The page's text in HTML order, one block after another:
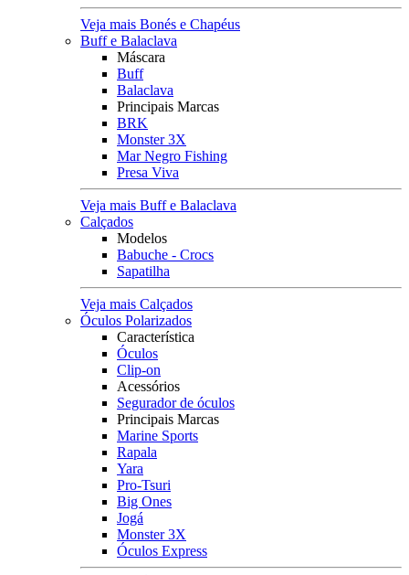
Veja mais Bonés e Chapéus
Buff e Balaclava
Máscara
Buff
Balaclava
Principais Marcas
BRK
Monster 3X
Mar Negro Fishing
Presa Viva
Veja mais Buff e Balaclava
Calçados
Modelos
Babuche - Crocs
Sapatilha
Veja mais Calçados
Óculos Polarizados
Característica
Óculos
Clip-on
Acessórios
Segurador de óculos
Principais Marcas
Marine Sports
Rapala
Yara
Pro-Tsuri
Big Ones
Jogá
Monster 3X
Óculos Express